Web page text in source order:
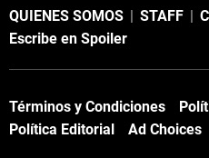
QUIENES SOMOS | STAFF |
Escribe en Spoiler
Términos y Condiciones
Política Editorial
Ad Choices